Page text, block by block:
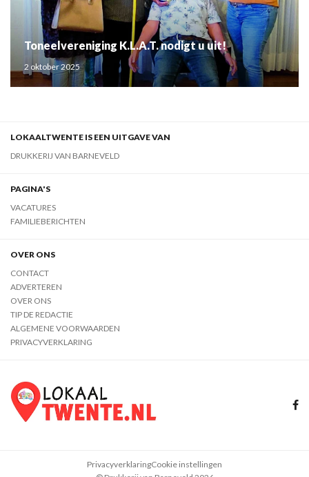
Toneelvereniging K.L.A.T. nodigt u uit!
2 oktober 2025
LOKAALTWENTE IS EEN UITGAVE VAN
DRUKKERIJ VAN BARNEVELD
PAGINA'S
VACATURES
FAMILIEBERICHTEN
OVER ONS
CONTACT
ADVERTEREN
OVER ONS
TIP DE REDACTIE
ALGEMENE VOORWAARDEN
PRIVACYVERKLARING
PrivacyverklaringCookie instellingen